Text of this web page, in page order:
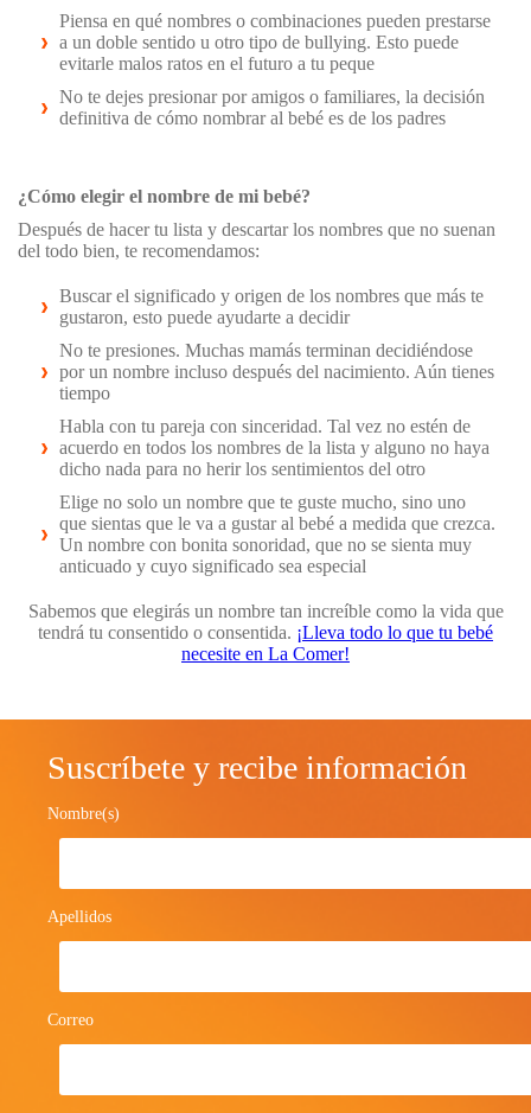
Piensa en qué nombres o combinaciones pueden prestarse
a un doble sentido u otro tipo de bullying. Esto puede
evitarle malos ratos en el futuro a tu peque
No te dejes presionar por amigos o familiares, la decisión
definitiva de cómo nombrar al bebé es de los padres
¿Cómo elegir el nombre de mi bebé?
Después de hacer tu lista y descartar los nombres que no suenan
del todo bien, te recomendamos:
Buscar el significado y origen de los nombres que más te
gustaron, esto puede ayudarte a decidir
No te presiones. Muchas mamás terminan decidiéndose
por un nombre incluso después del nacimiento. Aún tienes
tiempo
Habla con tu pareja con sinceridad. Tal vez no estén de
acuerdo en todos los nombres de la lista y alguno no haya
dicho nada para no herir los sentimientos del otro
Elige no solo un nombre que te guste mucho, sino uno
que sientas que le va a gustar al bebé a medida que crezca.
Un nombre con bonita sonoridad, que no se sienta muy
anticuado y cuyo significado sea especial
Sabemos que elegirás un nombre tan increíble como la vida que
tendrá tu consentido o consentida. ¡Lleva todo lo que tu bebé
necesite en La Comer!
Suscríbete y recibe información
Nombre(s)
Apellidos
Correo